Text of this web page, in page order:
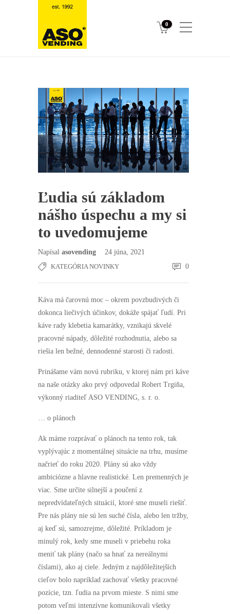
0
Ľudia sú základom
nášho úspechu a my si
to uvedomujeme
Napísal asovending
24 júna, 2021
KATEGÓRIA NOVINKY
0
Káva má čarovnú moc – okrem povzbudivých či
dokonca liečivých účinkov, dokáže spájať ľudí. Pri
káve rady klebetia kamarátky, vznikajú skvelé
pracovné nápady, dôležité rozhodnutia, alebo sa
riešia len bežné, dennodenné starosti či radosti.
Prinášame vám novú rubriku, v ktorej nám pri káve
na naše otázky ako prvý odpovedal Robert Trgiňa,
výkonný riaditeľ ASO VENDING, s. r. o.
… o plánoch
Ak máme rozprávať o plánoch na tento rok, tak
vyplývajúc z momentálnej situácie na trhu, musíme
načrieť do roku 2020. Plány sú ako vždy
ambiciózne a hlavne realistické. Len premenných je
viac. Sme určite silnejší a poučení z
nepredvídateľných situácií, ktoré sme museli riešiť.
Pre nás plány nie sú len suché čísla, alebo len tržby,
aj keď sú, samozrejme, dôležité. Príkladom je
minulý rok, kedy sme museli v priebehu roka
meniť tak plány (načo sa hnať za nereálnymi
číslami), ako aj ciele. Jedným z najdôležitejších
cieľov bolo napríklad zachovať všetky pracovné
pozície, tzn. ľudia na prvom mieste. S nimi sme
potom veľmi intenzívne komunikovali všetky